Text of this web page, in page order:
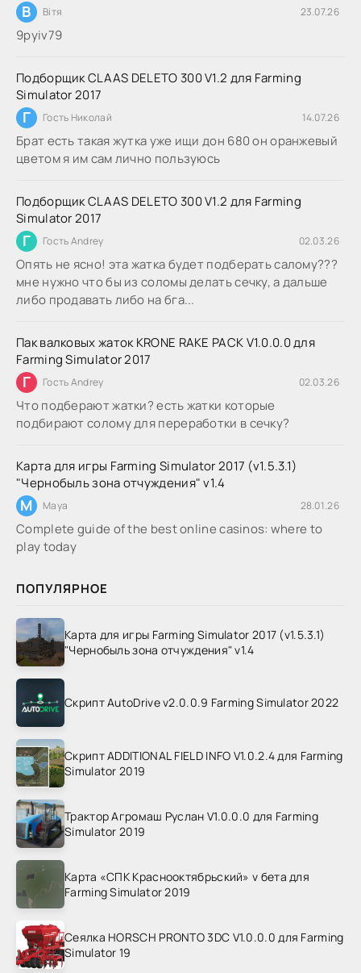
В Вітя 23.07.26
9руіv79
Подборщик CLAAS DELETO 300 V1.2 для Farming
Simulator 2017
Г Гость Николай 14.07.26
Брат есть такая жутка уже ищи дон 680 он оранжевый
цветом я им сам лично пользуюсь
Подборщик CLAAS DELETO 300 V1.2 для Farming
Simulator 2017
Г Гость Andrey 02.03.26
Опять не ясно! эта жатка будет подберать салому???
мне нужно что бы из соломы делать сечку, а дальше
либо продавать либо на бга...
Пак валковых жаток KRONE RAKE PACK V1.0.0.0 для
Farming Simulator 2017
Г Гость Andrey 02.03.26
Что подберают жатки? есть жатки которые
подбирают солому для переработки в сечку?
Карта для игры Farming Simulator 2017 (v1.5.3.1)
"Чернобыль зона отчуждения" v1.4
M Maya 28.01.26
Complete guide of the best online casinos: where to
play today
ПОПУЛЯРНОЕ
Карта для игры Farming Simulator 2017 (v1.5.3.1)
"Чернобыль зона отчуждения" v1.4
Скрипт AutoDrive v2.0.0.9 Farming Simulator 2022
Скрипт ADDITIONAL FIELD INFO V1.0.2.4 для Farming
Simulator 2019
Трактор Агромаш Руслан V1.0.0.0 для Farming
Simulator 2019
Карта «СПК Краснооктябрьский» v бета для
Farming Simulator 2019
Сеялка HORSCH PRONTO 3DC V1.0.0.0 для Farming
Simulator 19